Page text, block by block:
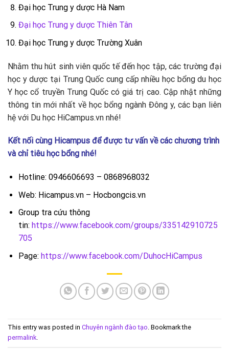
Đại học Trung y dược Hà Nam
Đại học Trung y dược Thiên Tân
Đại học Trung y dược Trường Xuân
Nhằm thu hút sinh viên quốc tế đến học tập, các trường đại
học y dược tại Trung Quốc cung cấp nhiều học bổng du học
Y học cổ truyền Trung Quốc có giá trị cao. Cập nhật những
thông tin mới nhất về học bổng ngành Đông y, các bạn liên
hệ với Du học HiCampus.vn nhé!
Kết nối cùng Hicampus để được tư vấn về các chương trình
và chỉ tiêu học bổng nhé!
Hotline: 0946606693 – 0868968032
Web: Hicampus.vn – Hocbongcis.vn
Group tra cứu thông
tin: https://www.facebook.com/groups/335142910725
705
Page: https://www.facebook.com/DuhocHiCampus
This entry was posted in Chuyên ngành đào tạo. Bookmark the
permalink.